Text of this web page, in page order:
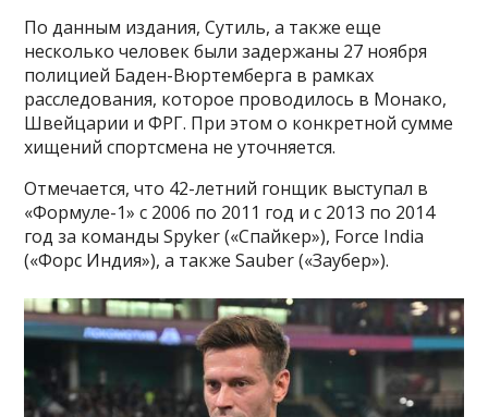
По данным издания, Сутиль, а также еще
несколько человек были задержаны 27 ноября
полицией Баден-Вюртемберга в рамках
расследования, которое проводилось в Монако,
Швейцарии и ФРГ. При этом о конкретной сумме
хищений спортсмена не уточняется.
Отмечается, что 42-летний гонщик выступал в
«Формуле-1» с 2006 по 2011 год и с 2013 по 2014
год за команды Spyker («Спайкер»), Force India
(«Форс Индия»), а также Sauber («Заубер»).